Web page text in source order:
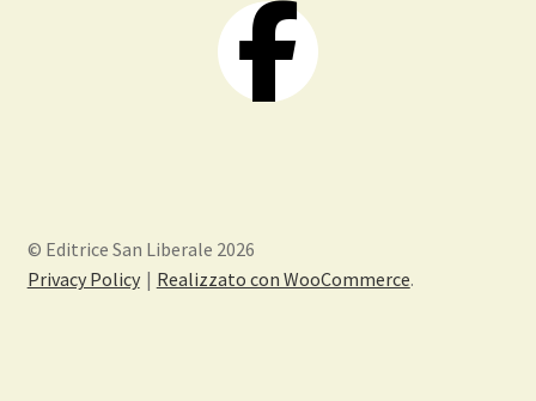
© Editrice San Liberale 2026
Privacy Policy
Realizzato con WooCommerce.